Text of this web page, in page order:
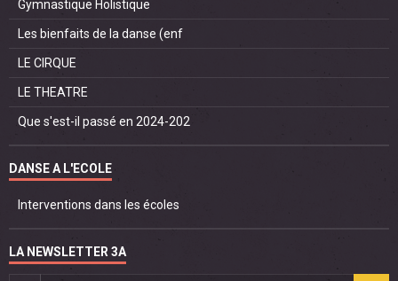
Gymnastique Holistique
Les bienfaits de la danse (enf
LE CIRQUE
LE THEATRE
Que s'est-il passé en 2024-202
DANSE A L'ECOLE
Interventions dans les écoles
LA NEWSLETTER 3A